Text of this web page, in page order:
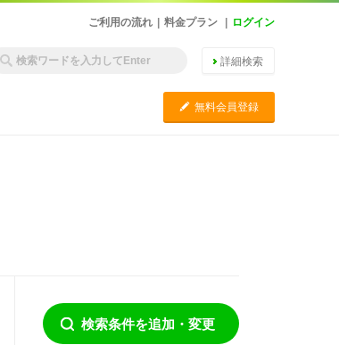
ご利用の流れ 料金プラン ログイン
詳細検索
C 無料会員登録
検索条件を追加・変更